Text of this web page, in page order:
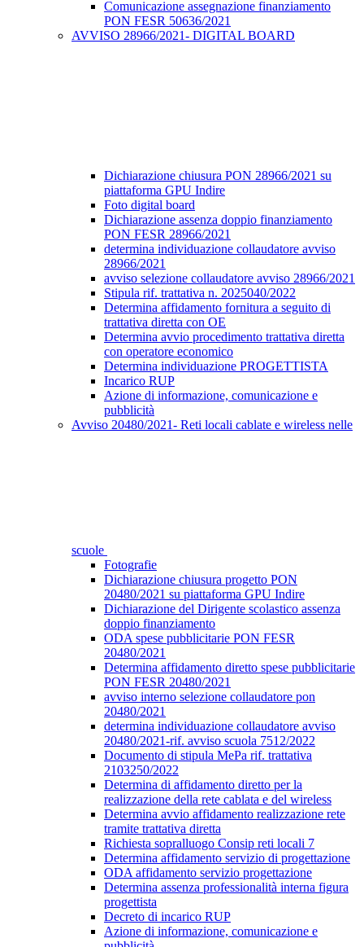
Comunicazione assegnazione finanziamento
PON FESR 50636/2021
AVVISO 28966/2021- DIGITAL BOARD
Dichiarazione chiusura PON 28966/2021 su
piattaforma GPU Indire
Foto digital board
Dichiarazione assenza doppio finanziamento
PON FESR 28966/2021
determina individuazione collaudatore avviso
28966/2021
avviso selezione collaudatore avviso 28966/2021
Stipula rif. trattativa n. 2025040/2022
Determina affidamento fornitura a seguito di
trattativa diretta con OE
Determina avvio procedimento trattativa diretta
con operatore economico
Determina individuazione PROGETTISTA
Incarico RUP
Azione di informazione, comunicazione e
pubblicità
Avviso 20480/2021- Reti locali cablate e wireless nelle
scuole
Fotografie
Dichiarazione chiusura progetto PON
20480/2021 su piattaforma GPU Indire
Dichiarazione del Dirigente scolastico assenza
doppio finanziamento
ODA spese pubblicitarie PON FESR
20480/2021
Determina affidamento diretto spese pubblicitarie
PON FESR 20480/2021
avviso interno selezione collaudatore pon
20480/2021
determina individuazione collaudatore avviso
20480/2021-rif. avviso scuola 7512/2022
Documento di stipula MePa rif. trattativa
2103250/2022
Determina di affidamento diretto per la
realizzazione della rete cablata e del wireless
Determina avvio affidamento realizzazione rete
tramite trattativa diretta
Richiesta sopralluogo Consip reti locali 7
Determina affidamento servizio di progettazione
ODA affidamento servizio progettazione
Determina assenza professionalità interna figura
progettista
Decreto di incarico RUP
Azione di informazione, comunicazione e